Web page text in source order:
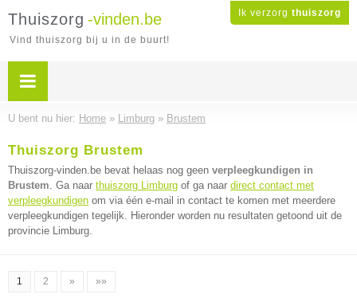
Ik verzorg thuiszorg
Thuiszorg -vinden.be
Vind thuiszorg bij u in de buurt!
U bent nu hier: Home » Limburg » Brustem
Thuiszorg Brustem
Thuiszorg-vinden.be bevat helaas nog geen verpleegkundigen in
Brustem. Ga naar thuiszorg Limburg of ga naar direct contact met
verpleegkundigen om via één e-mail in contact te komen met meerdere
verpleegkundigen tegelijk. Hieronder worden nu resultaten getoond uit de
provincie Limburg.
1 2 » »»